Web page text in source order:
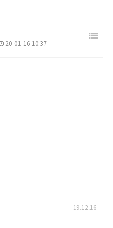
20-01-16 10:37
19.12.16